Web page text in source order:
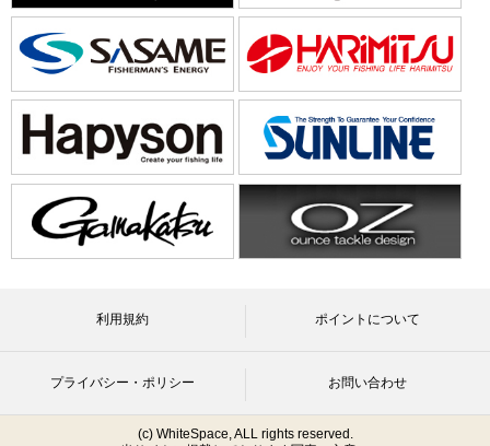
利用規約 ポイントについて
プライバシー・ポリシー お問い合わせ
(c) WhiteSpace, ALL rights reserved.